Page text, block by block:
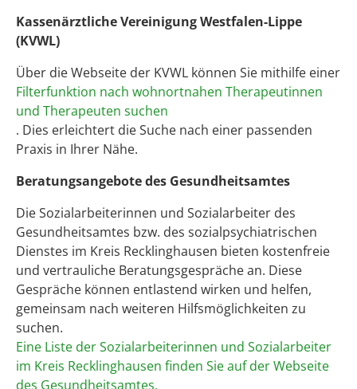
Kassenärztliche Vereinigung Westfalen-Lippe
(KVWL)
Über die Webseite der KVWL können Sie mithilfe einer
Filterfunktion nach wohnortnahen Therapeutinnen
und Therapeuten suchen
. Dies erleichtert die Suche nach einer passenden
Praxis in Ihrer Nähe.
Beratungsangebote des Gesundheitsamtes
Die Sozialarbeiterinnen und Sozialarbeiter des
Gesundheitsamtes bzw. des sozialpsychiatrischen
Dienstes im Kreis Recklinghausen bieten kostenfreie
und vertrauliche Beratungsgespräche an. Diese
Gespräche können entlastend wirken und helfen,
gemeinsam nach weiteren Hilfsmöglichkeiten zu
suchen.
Eine Liste der Sozialarbeiterinnen und Sozialarbeiter
im Kreis Recklinghausen finden Sie auf der Webseite
des Gesundheitsamtes.